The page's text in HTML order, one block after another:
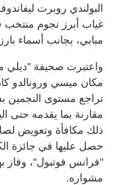
البولندي روبرت
غياب أبرز نجوم منتخب
مبابي، بجانب أسماء
واعتبرت صحيفة "ديلي
مكان ميسي ورونالدو
تراجع مستوى النجمين
مقارنة بما يقدمه حتى
ذلك مكافأة وتعويض
حصل عليها في جائزة
"فرانس فوتبول"، وفاز
مشواره.